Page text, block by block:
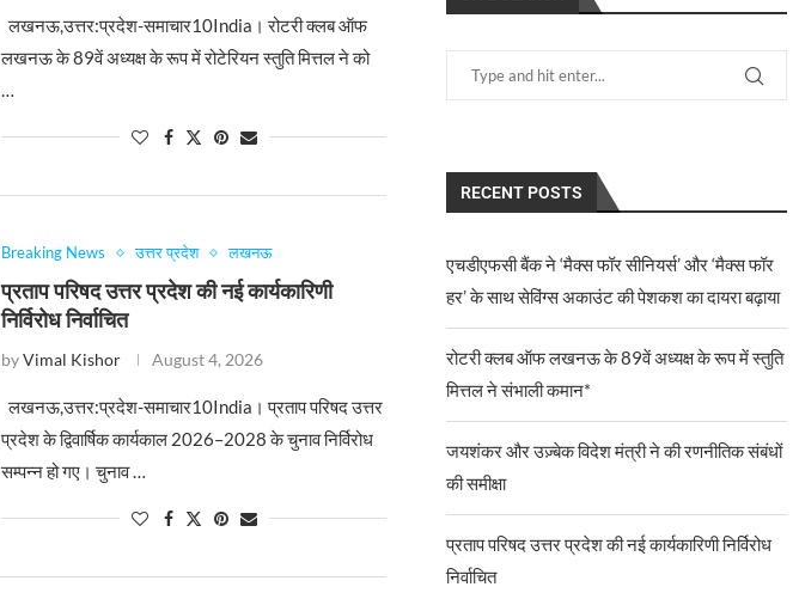
लखनऊ,उत्तर:प्रदेश-समाचार10India। रोटरी क्लब ऑफ
लखनऊ के 89वें अध्यक्ष के रूप में रोटेरियन स्तुति मित्तल ने को
…
Breaking News उत्तर प्रदेश लखनऊ
प्रताप परिषद उत्तर प्रदेश की नई कार्यकारिणी
निर्विरोध निर्वाचित
byVimal Kishor August 4, 2026
लखनऊ,उत्तर:प्रदेश-समाचार10India। प्रताप परिषद उत्तर
प्रदेश के द्विवार्षिक कार्यकाल 2026–2028 के चुनाव निर्विरोध
सम्पन्न हो गए। चुनाव …
RECENT POSTS
एचडीएफसी बैंक ने ‘मैक्स फॉर सीनियर्स’ और ‘मैक्स फॉर
हर’ के साथ सेविंग्स अकाउंट की पेशकश का दायरा बढ़ाया
रोटरी क्लब ऑफ लखनऊ के 89वें अध्यक्ष के रूप में स्तुति
मित्तल ने संभाली कमान*
जयशंकर और उज़्बेक विदेश मंत्री ने की रणनीतिक संबंधों
की समीक्षा
प्रताप परिषद उत्तर प्रदेश की नई कार्यकारिणी निर्विरोध
निर्वाचित